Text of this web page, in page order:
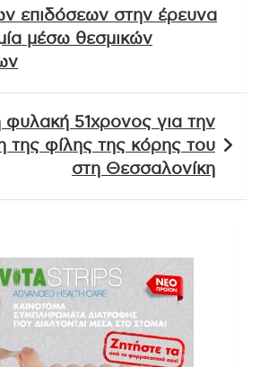
επιδόσεων στην έρευνα
μέσω θεσμικών
φυλακή 51χρονος για την
της φίλης της κόρης του
στη Θεσσαλονίκη